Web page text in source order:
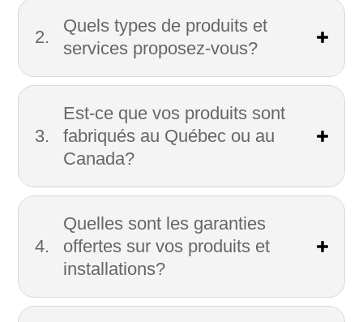
Quels types de produits et
services proposez-vous?
Est-ce que vos produits sont
fabriqués au Québec ou au
Canada?
Quelles sont les garanties
offertes sur vos produits et
installations?